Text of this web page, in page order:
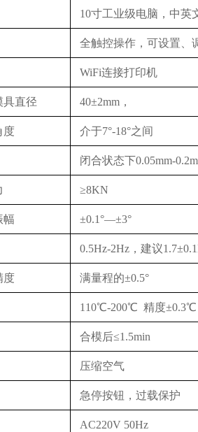
10寸工业级电脑，中英
全触控操作，可设置、
WiFi连接打印机
具直径 40±2mm，
度 介于7°-18°之间
闭合状态下0.05mm-
≥8KN
幅 ±0.1°—±3°
0.5Hz-2Hz，建议
度 满量程的±0.5°
110℃-200℃ 精度±0.3℃
合模后≤1.5min
压缩空气
急停按钮，过载保护
AC220V 50Hz